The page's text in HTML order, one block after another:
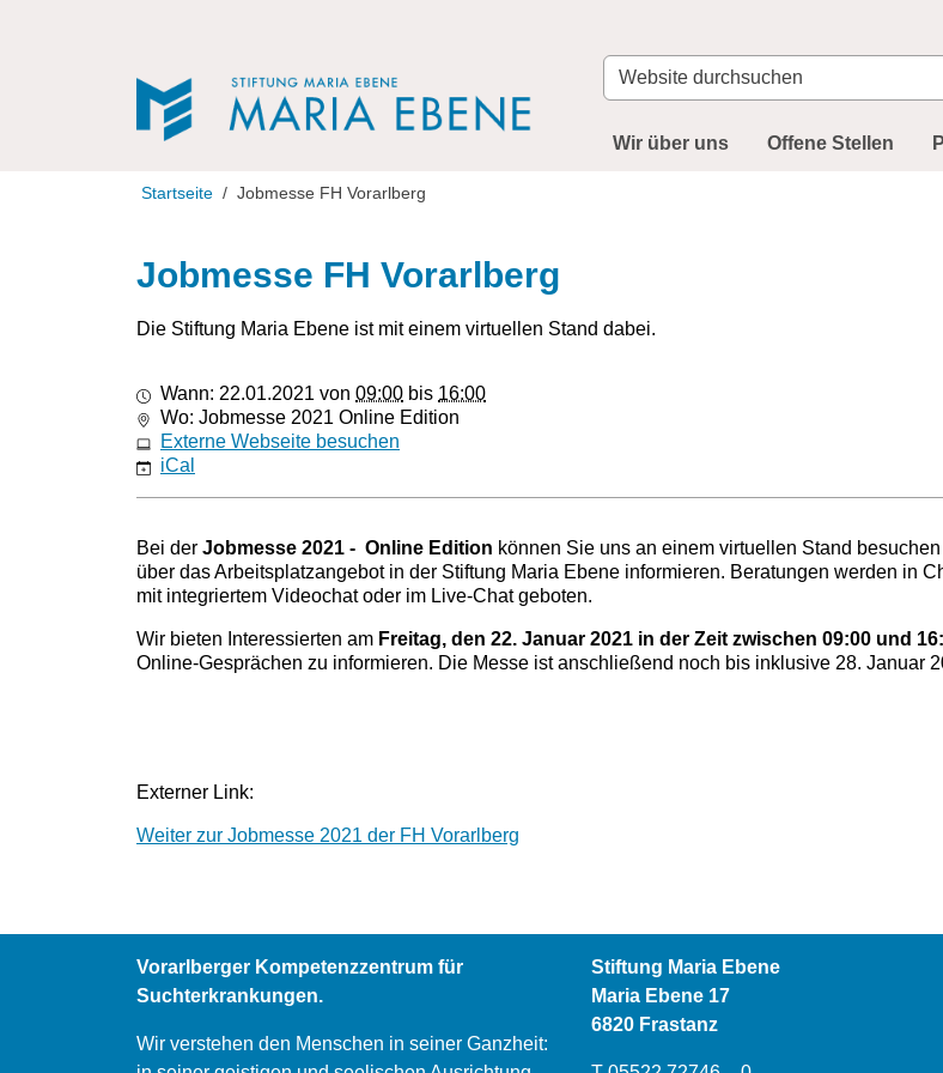
Website
durchsuchen
Wir über uns Offene Stellen
Startseite Jobmesse FH Vorarlberg
Jobmesse FH Vorarlberg
Die Stiftung Maria Ebene ist mit einem virtuellen Stand dabei.
https://www.mariaebene.at/jobmesse-
fh-
vorarlberg-
1
Vorarlberg
2021-
01-
22T09:00:00+01:00
2021-
01-
22T16:00:00+01:00
ist
mit
einem
2021
Online
Wann: 22.01.2021 von 09:00 bis 16:00
Wo: Jobmesse 2021 Online Edition
Externe Webseite besuchen
iCal
Bei der Jobmesse 2021 - Online Edition können Sie uns an einem virtuellen Stand
über das Arbeitsplatzangebot in der Stiftung Maria Ebene informieren. Beratungen werden in
mit integriertem Videochat oder im Live-Chat geboten.
Wir bieten Interessierten am Freitag, den 22. Januar 2021 in der Zeit zwischen 09:00 und
Online-Gesprächen zu informieren. Die Messe ist anschließend noch bis inklusive 28. Januar
Externer Link:
Weiter zur Jobmesse 2021 der FH Vorarlberg
Vorarlberger Kompetenzzentrum für
Suchterkrankungen.
Wir verstehen den Menschen in seiner Ganzheit:
Stiftung Maria Ebene
Maria Ebene 17
6820 Frastanz